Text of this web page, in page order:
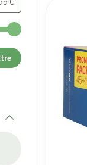
pour ajuster